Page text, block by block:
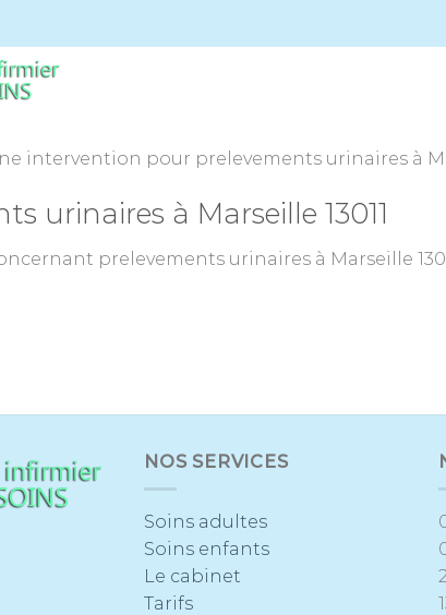
intervention pour prelevements urinaires à
urinaires à Marseille 13011
prelevements urinaires à Marseille
NOS SERVICES
Soins adultes
Soins enfants
Le cabinet
Tarifs